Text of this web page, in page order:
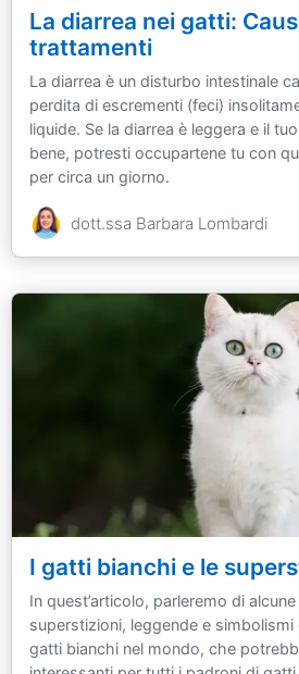
La diarrea nei gatti:
trattamenti
La diarrea è un disturbo intestinale
perdita di escrementi (feci)
liquide. Se la diarrea è leggera e il
bene, potresti occupartene tu con
per circa un giorno.
dott.ssa Barbara Lombardi
I gatti bianchi e le
In quest’articolo, parleremo di
superstizioni, leggende e
gatti bianchi nel mondo, che